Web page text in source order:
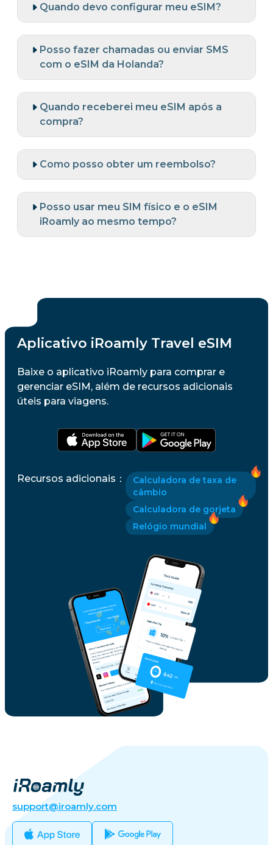
Quando devo configurar meu eSIM?
Posso fazer chamadas ou enviar SMS
com o eSIM da Holanda?
Quando receberei meu eSIM após a
compra?
Como posso obter um reembolso?
Posso usar meu SIM físico e o eSIM
iRoamly ao mesmo tempo?
Aplicativo iRoamly Travel eSIM
Baixe o aplicativo iRoamly para comprar e
gerenciar eSIM, além de recursos adicionais
úteis para viagens.
Recursos adicionais ：
Calculadora de taxa de
câmbio
Calculadora de gorjeta
Relógio mundial
support@iroamly.com